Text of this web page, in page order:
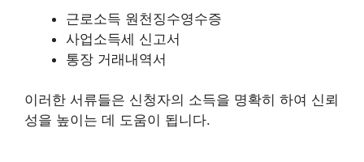
근로소득 원천징수영수증
사업소득세 신고서
통장 거래내역서
이러한 서류들은 신청자의 소득을 명확히 하여 신뢰
성을 높이는 데 도움이 됩니다.